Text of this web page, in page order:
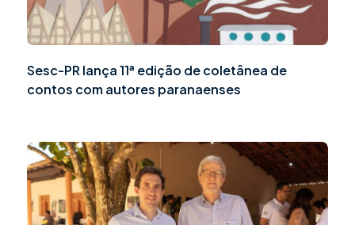
Sesc-PR lança 11ª edição de coletânea de
contos com autores paranaenses